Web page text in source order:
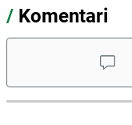
/ Komentari